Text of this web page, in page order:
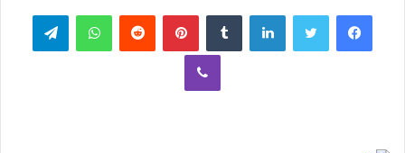
س
ل
لينكدإن بينتيريست واتساب
ڤايبر